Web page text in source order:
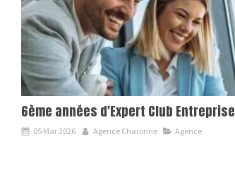
6ème années d'Expert Club Entreprise
05 Mar 2026 Agence Charonne Agence